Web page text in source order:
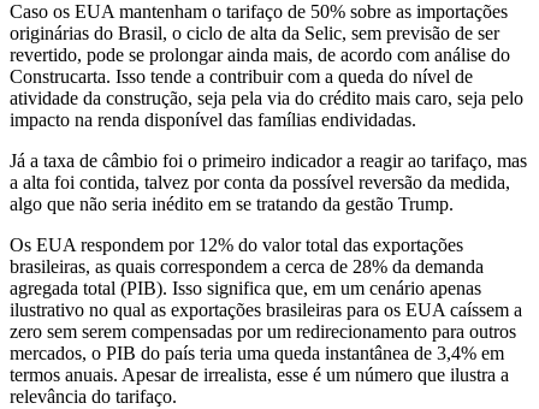
Caso os EUA mantenham o tarifaço de 50% sobre as importações
originárias do Brasil, o ciclo de alta da Selic, sem previsão de ser
revertido, pode se prolongar ainda mais, de acordo com análise do
Construcarta. Isso tende a contribuir com a queda do nível de
atividade da construção, seja pela via do crédito mais caro, seja pelo
impacto na renda disponível das famílias endividadas.
Já a taxa de câmbio foi o primeiro indicador a reagir ao tarifaço, mas
a alta foi contida, talvez por conta da possível reversão da medida,
algo que não seria inédito em se tratando da gestão Trump.
Os EUA respondem por 12% do valor total das exportações
brasileiras, as quais correspondem a cerca de 28% da demanda
agregada total (PIB). Isso significa que, em um cenário apenas
ilustrativo no qual as exportações brasileiras para os EUA caíssem a
zero sem serem compensadas por um redirecionamento para outros
mercados, o PIB do país teria uma queda instantânea de 3,4% em
termos anuais. Apesar de irrealista, esse é um número que ilustra a
relevância do tarifaço.